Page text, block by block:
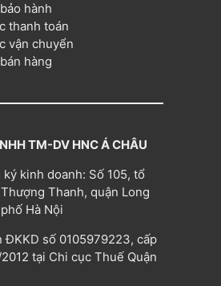
hành
thanh toán
vận chuyển
hàng
TM-DV HNC Á CHÂU
kinh doanh: Số 105, tổ
Thanh, quận Long
Hà Nội
ĐKKD số 0105979223, cấp
tại Chi cục Thuế Quận